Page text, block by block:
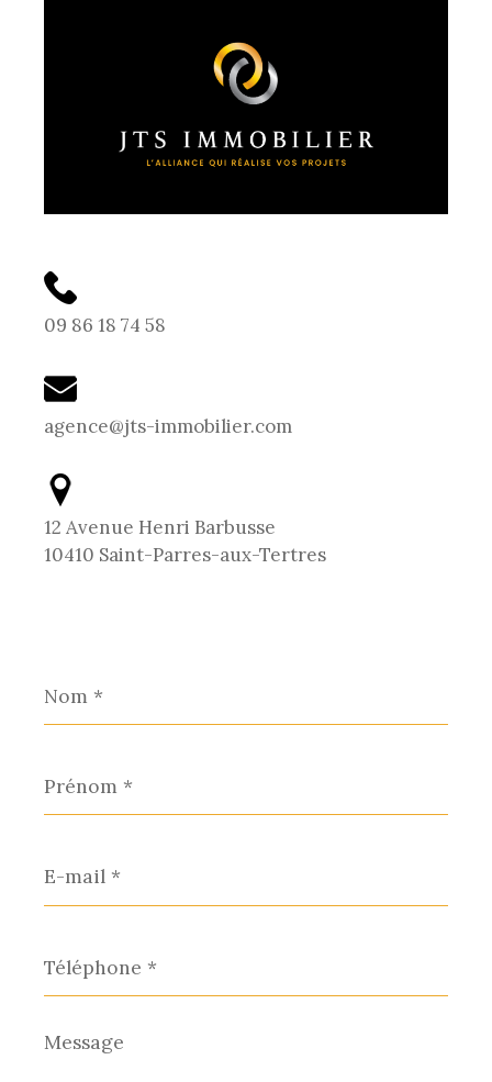
09 86 18 74 58
agence@jts-immobilier.com
12 Avenue Henri Barbusse
10410 Saint-Parres-aux-Tertres
*
*
mail
*
*
Message
*